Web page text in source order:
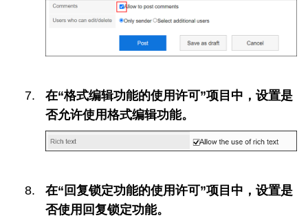
在“格式编辑功能的使用许可”项目中，设置是
否允许使用格式编辑功能。
在“回复锁定功能的使用许可”项目中，设置是
否使用回复锁定功能。